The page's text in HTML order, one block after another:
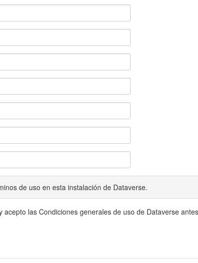
de uso en esta instalación de Dataverse.
acepto las Condiciones generales de uso de Dataverse